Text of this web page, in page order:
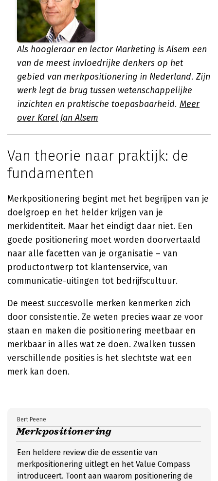
Als hoogleraar en lector Marketing is Alsem een
van de meest invloedrijke denkers op het
gebied van merkpositionering in Nederland. Zijn
werk legt de brug tussen wetenschappelijke
inzichten en praktische toepasbaarheid. Meer
over Karel Jan Alsem
Van theorie naar praktijk: de
fundamenten
Merkpositionering begint met het begrijpen van je
doelgroep en het helder krijgen van je
merkidentiteit. Maar het eindigt daar niet. Een
goede positionering moet worden doorvertaald
naar alle facetten van je organisatie – van
productontwerp tot klantenservice, van
communicatie-uitingen tot bedrijfscultuur.
De meest succesvolle merken kenmerken zich
door consistentie. Ze weten precies waar ze voor
staan en maken die positionering meetbaar en
merkbaar in alles wat ze doen. Zwalken tussen
verschillende posities is het slechtste wat een
merk kan doen.
Merkpositionering
Bert Peene
Een heldere review die de essentie van
merkpositionering uitlegt en het Value Compass
introduceert. Toont aan waarom positionering de